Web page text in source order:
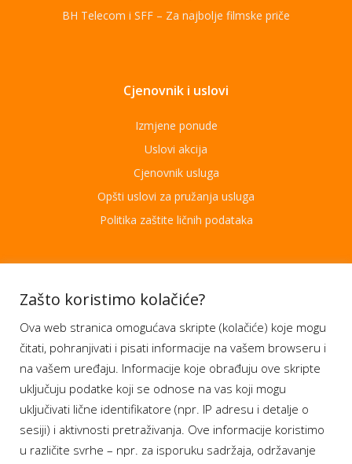
BH Telecom i SFF – Za najbolje filmske priče
Cjenovnik i uslovi
Izmjene ponude
Uslovi akcija
Cjenovnik usluga
Opšti uslovi za pružanja usluga
Politika zaštite ličnih podataka
Aplikacije
Moj BH Telecom
Dostupnost usluga
Moja webTV
Aukcije BH Telecom
Zašto koristimo kolačiće?
Ova web stranica omogućava skripte (kolačiće) koje mogu
čitati, pohranjivati i pisati informacije na vašem browseru i
na vašem uređaju. Informacije koje obrađuju ove skripte
uključuju podatke koji se odnose na vas koji mogu
uključivati lične identifikatore (npr. IP adresu i detalje o
sesiji) i aktivnosti pretraživanja. Ove informacije koristimo
u različite svrhe – npr. za isporuku sadržaja, održavanje